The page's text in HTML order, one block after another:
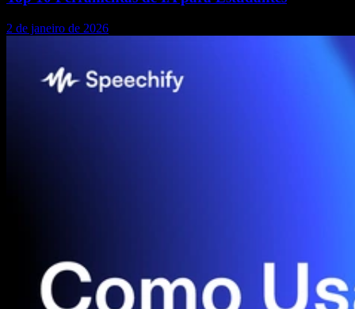
2 de janeiro de 2026